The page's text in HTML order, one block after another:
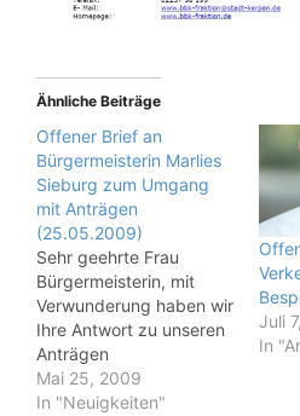
Ähnliche Beiträge
Offener Brief an
Bürgermeisterin Marlies
Sieburg zum Umgang
mit Anträgen
(25.05.2009)
Sehr geehrte Frau
Bürgermeisterin, mit
Verwunderung haben wir
Ihre Antwort zu unseren
Anträgen
Geschwindigkeitsmessg
erät
Mai 25, 2009
In "Neuigkeiten"
Juli
In